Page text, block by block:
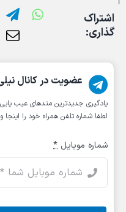
اشتراک
گذاری:
عضویت در کانال
یادگیری جدیدترین متد‌های عیب یابی‌
لطفا شماره تلفن همراه خود را اینجا
شماره موبایل *